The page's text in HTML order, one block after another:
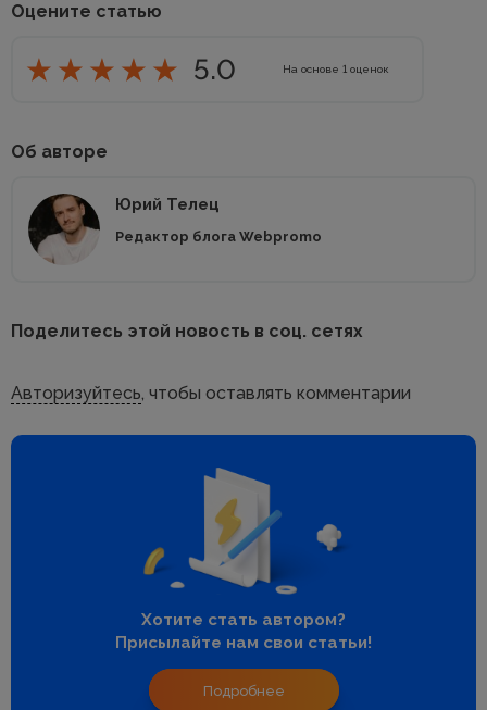
Оцените статью
5.0 На основе 1 оценок
Об авторе
Юрий Телец
Редактор блога Webpromo
Поделитесь этой новость в соц. сетях
Авторизуйтесь, чтобы оставлять комментарии
Хотите стать автором?
Присылайте нам свои статьи!
Подробнее